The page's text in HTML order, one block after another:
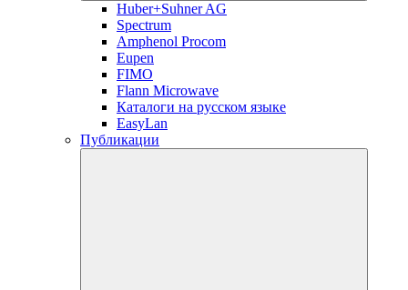
Huber+Suhner AG
Spectrum
Amphenol Procom
Eupen
FIMO
Flann Microwave
Каталоги на русском языке
EasyLan
Публикации